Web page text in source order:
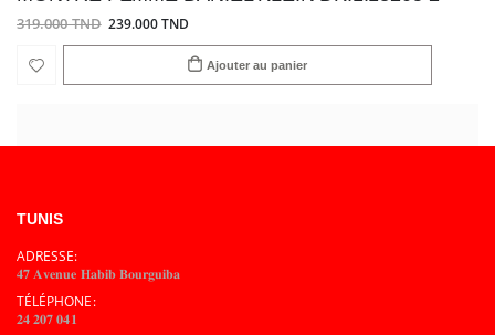
319.000 TND 239.000 TND
Ajouter au panier
TUNIS
ADRESSE:
𝟒𝟕 𝐀𝐯𝐞𝐧𝐮𝐞 𝐇𝐚𝐛𝐢𝐛 𝐁𝐨𝐮𝐫𝐠𝐮𝐢𝐛𝐚
TÉLÉPHONE:
𝟐𝟒 𝟐𝟎𝟕 𝟎𝟒𝟏